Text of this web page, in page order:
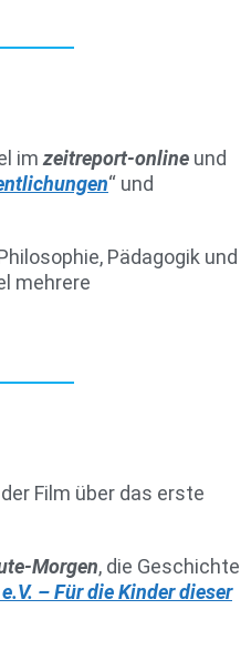
im zeitreport-online und
“ und
Pädagogik und
mehrere
Film über das erste
Morgen, die Geschichte
– Für die Kinder dieser